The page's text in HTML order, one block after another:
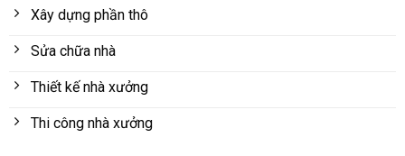
Xây dựng phần thô
Sửa chữa nhà
Thiết kế nhà xưởng
Thi công nhà xưởng